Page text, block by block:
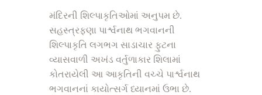
મંદિરની શિલ્પાકૃતિઓમાં અનુપમ છે.
સહસ્ત્રફણા પાર્શ્વનાથ ભગવાનની
શિલ્પાકૃતિ લગભગ સાડાચાર ફુટના
વ્યાસવાળી અખંડ વર્તુળાકાર શિલામાં
કોતરાયેલી આ આકૃતિની વચ્ચે પાર્શ્વનાથ
ભગવાનનાં કાયોત્સર્ગ ધ્યાનમાં ઉભા છે.